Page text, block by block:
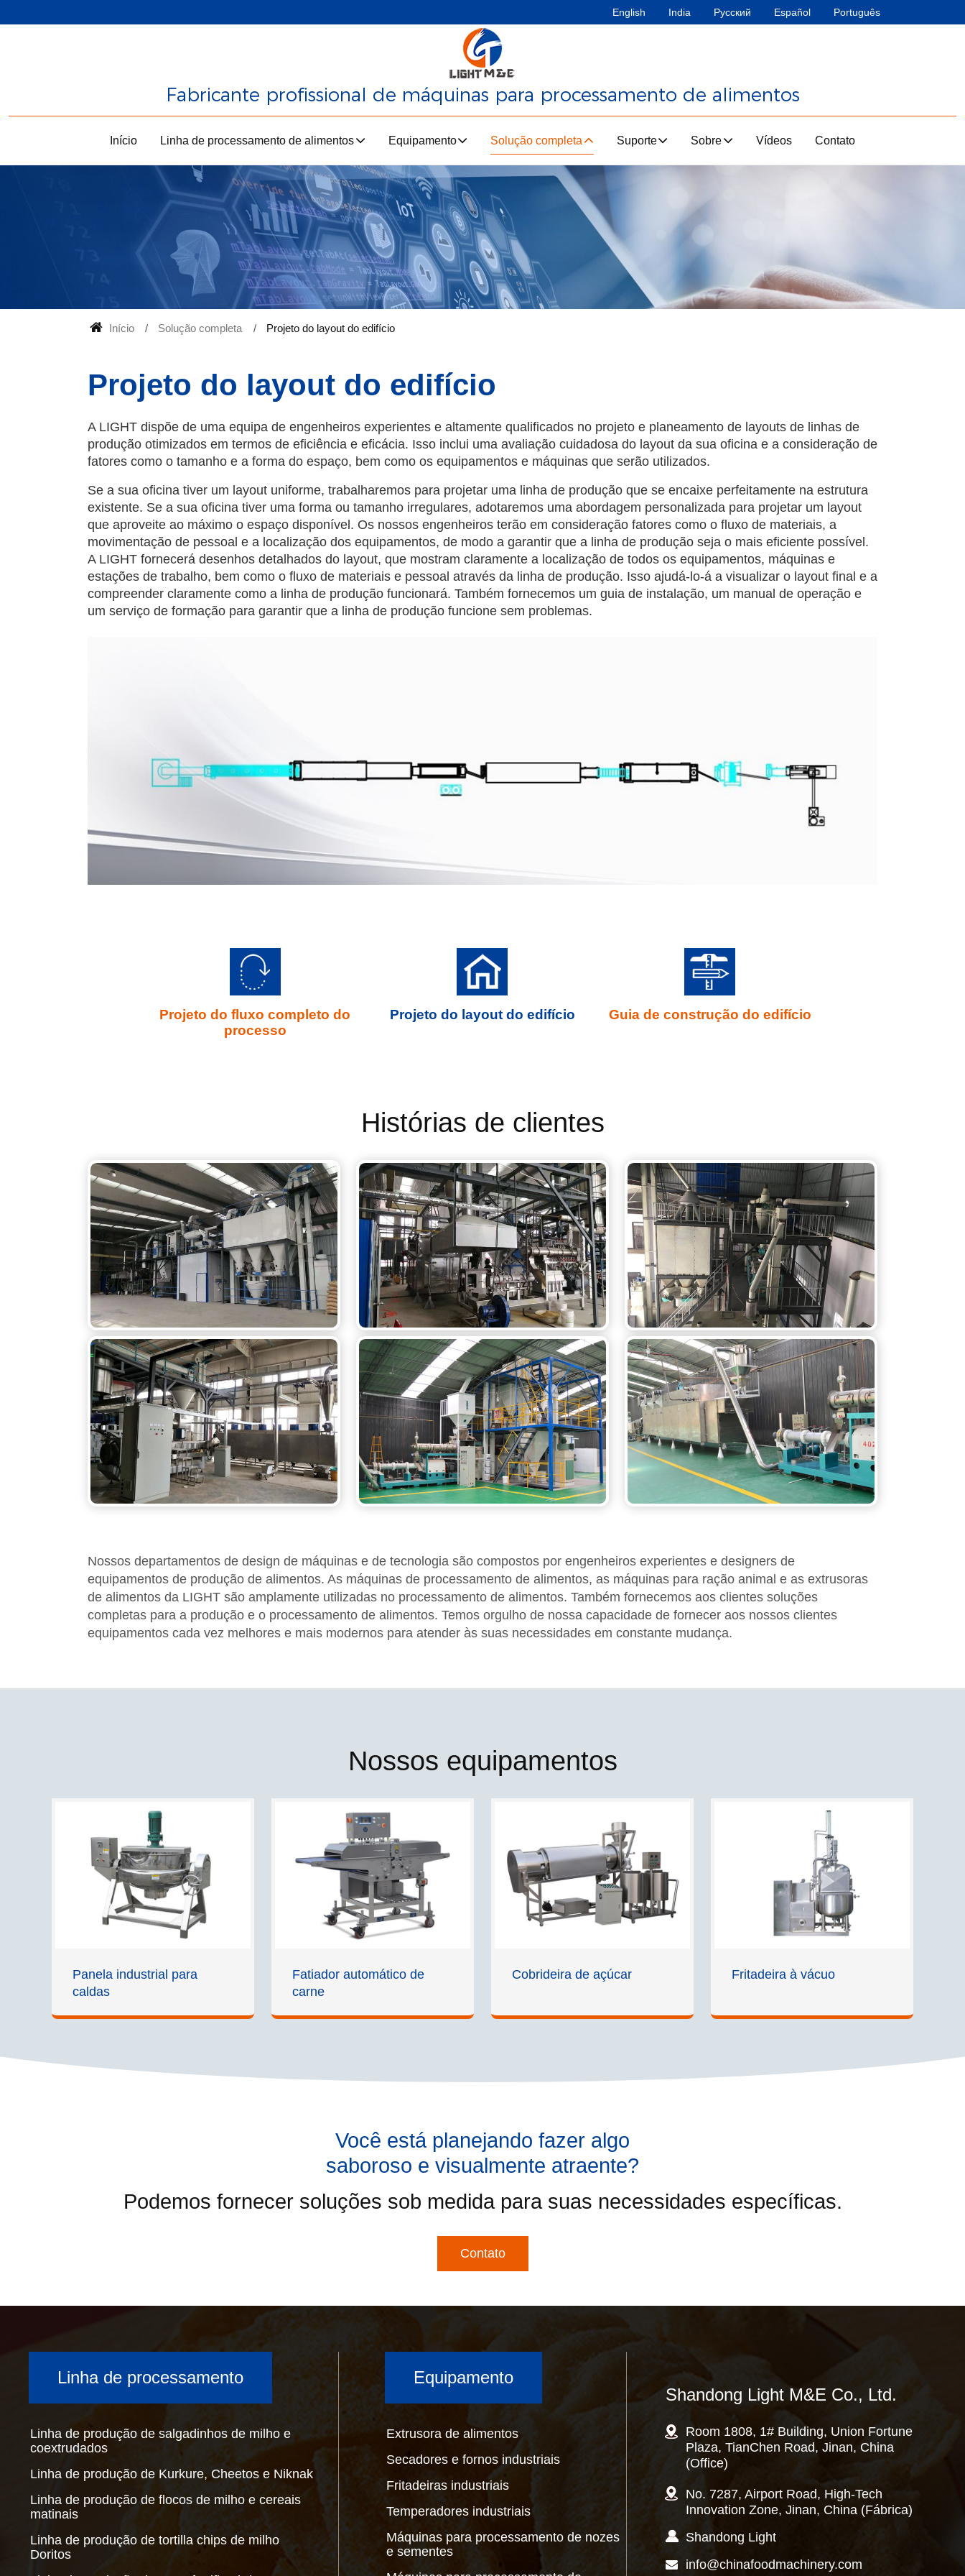
English India Русский Español Português
Fabricante profissional de máquinas para processamento de alimentos
Início Linha de processamento de alimentos Equipamento Solução completa Suporte Sobre Vídeos Contato
Início Solução completa Projeto do layout do edifício
Projeto do layout do edifício
A LIGHT dispõe de uma equipa de engenheiros experientes e altamente qualificados no projeto e planeamento de layouts de linhas de
produção otimizados em termos de eficiência e eficácia. Isso inclui uma avaliação cuidadosa do layout da sua oficina e a consideração de
fatores como o tamanho e a forma do espaço, bem como os equipamentos e máquinas que serão utilizados.
Se a sua oficina tiver um layout uniforme, trabalharemos para projetar uma linha de produção que se encaixe perfeitamente na estrutura
existente. Se a sua oficina tiver uma forma ou tamanho irregulares, adotaremos uma abordagem personalizada para projetar um layout
que aproveite ao máximo o espaço disponível. Os nossos engenheiros terão em consideração fatores como o fluxo de materiais, a
movimentação de pessoal e a localização dos equipamentos, de modo a garantir que a linha de produção seja o mais eficiente possível.
A LIGHT fornecerá desenhos detalhados do layout, que mostram claramente a localização de todos os equipamentos, máquinas e
estações de trabalho, bem como o fluxo de materiais e pessoal através da linha de produção. Isso ajudá-lo-á a visualizar o layout final e a
compreender claramente como a linha de produção funcionará. Também fornecemos um guia de instalação, um manual de operação e
um serviço de formação para garantir que a linha de produção funcione sem problemas.
Projeto do fluxo completo do
processo
Projeto do layout do edifício Guia de construção do edifício
Histórias de clientes
Nossos departamentos de design de máquinas e de tecnologia são compostos por engenheiros experientes e designers de
equipamentos de produção de alimentos. As máquinas de processamento de alimentos, as máquinas para ração animal e as extrusoras
de alimentos da LIGHT são amplamente utilizadas no processamento de alimentos. Também fornecemos aos clientes soluções
completas para a produção e o processamento de alimentos. Temos orgulho de nossa capacidade de fornecer aos nossos clientes
equipamentos cada vez melhores e mais modernos para atender às suas necessidades em constante mudança.
Nossos equipamentos
Panela industrial para
caldas
Fatiador automático de
carne
Cobrideira de açúcar Fritadeira à vácuo
Você está planejando fazer algo
saboroso e visualmente atraente?
Podemos fornecer soluções sob medida para suas necessidades específicas.
Contato
Linha de processamento
Linha de produção de salgadinhos de milho e
coextrudados
Linha de produção de Kurkure, Cheetos e Niknak
Linha de produção de flocos de milho e cereais
matinais
Linha de produção de tortilla chips de milho
Doritos
Equipamento
Extrusora de alimentos
Secadores e fornos industriais
Fritadeiras industriais
Temperadores industriais
Máquinas para processamento de nozes
e sementes
Shandong Light M&E Co., Ltd.
Room 1808, 1# Building, Union Fortune
Plaza, TianChen Road, Jinan, China
(Office)
No. 7287, Airport Road, High-Tech
Innovation Zone, Jinan, China (Fábrica)
Shandong Light
info@chinafoodmachinery.com